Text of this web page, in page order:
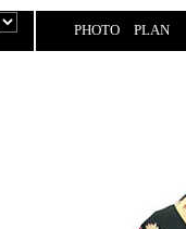
PHOTO PLAN